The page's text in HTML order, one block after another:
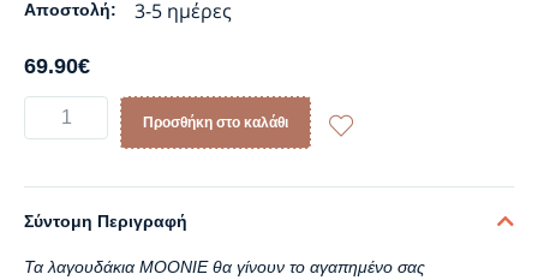
Αποστολή: 3-5 ημέρες
69.90€
Προσθήκη στο καλάθι
Σύντομη Περιγραφή
Τα λαγουδάκια MOONIE θα γίνουν το αγαπημένο σας